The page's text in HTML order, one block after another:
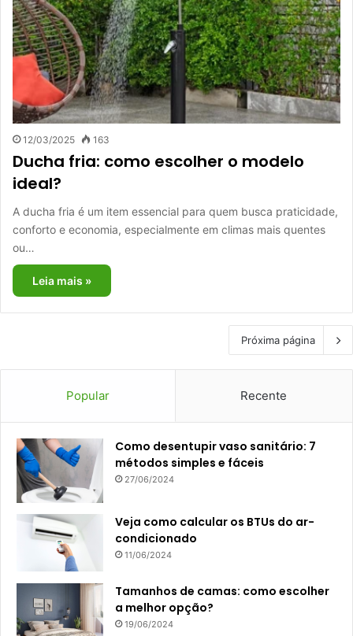
12/03/2025 163
Ducha fria: como escolher o modelo
ideal?
A ducha fria é um item essencial para quem busca praticidade,
conforto e economia, especialmente em climas mais quentes
ou…
Leia mais »
Próxima página
Popular Recente
Como desentupir vaso sanitário: 7
métodos simples e fáceis
27/06/2024
Veja como calcular os BTUs do ar-
condicionado
11/06/2024
Tamanhos de camas: como escolher
a melhor opção?
19/06/2024